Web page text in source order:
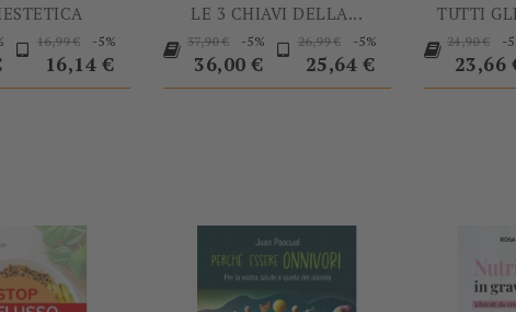
Prezzo
Prezzo
base
16,99 € -5%
Prezzo
16,14 €
LE 3 CHIAVI DELLA...
Prezzo
base
37,90 € -5%
Prezzo
36,00 €
Prezzo
base
26,99 € -5%
Prezzo
25,64 €
TUTTI
Prezzo
base
24,90 € -
23,66